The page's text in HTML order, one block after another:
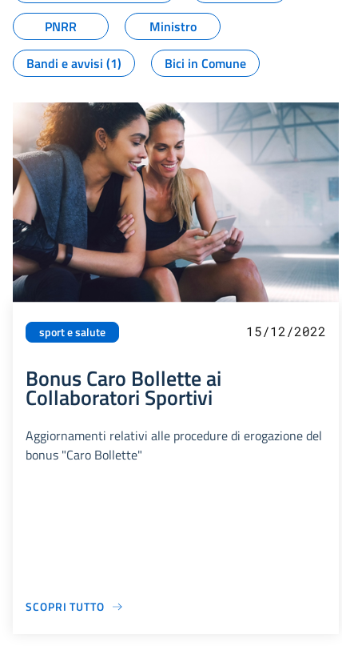
PNRR
Ministro
Bandi e avvisi (1)
Bici in Comune
sport e salute 15/12/2022
Bonus Caro Bollette ai
Collaboratori Sportivi
Aggiornamenti relativi alle procedure di erogazione del
bonus "Caro Bollette"
SCOPRI TUTTO